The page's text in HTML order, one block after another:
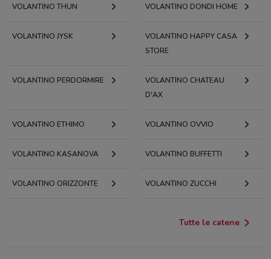
VOLANTINO THUN VOLANTINO DONDI HOME
VOLANTINO JYSK
VOLANTINO HAPPY CASA
STORE
VOLANTINO PERDORMIRE
VOLANTINO CHATEAU
D'AX
VOLANTINO ETHIMO VOLANTINO OVVIO
VOLANTINO KASANOVA VOLANTINO BUFFETTI
VOLANTINO ORIZZONTE VOLANTINO ZUCCHI
Tutte le catene